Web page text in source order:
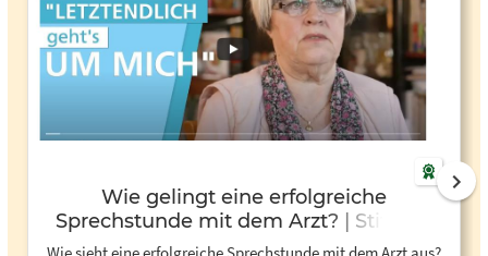
Wie gelingt eine erfolgreiche
Sprechstunde mit dem Arzt? | Stiftung
Gesundheitswissen - YouTube